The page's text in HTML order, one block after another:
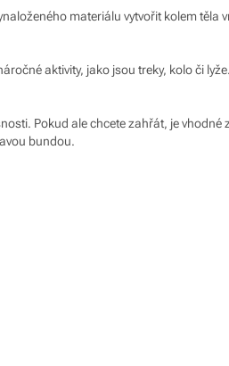
materiálu vytvořit kolem těla
aktivity, jako jsou treky, kolo či
Pokud ale chcete zahřát, je vhodné
bundou.